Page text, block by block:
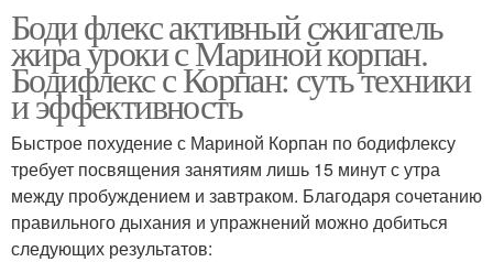
Боди флекс активный сжигатель
жира уроки с Мариной корпан.
Бодифлекс с Корпан: суть техники
и эффективность
Быстрое похудение с Мариной Корпан по бодифлексу
требует посвящения занятиям лишь 15 минут с утра
между пробуждением и завтраком. Благодаря сочетанию
правильного дыхания и упражнений можно добиться
следующих результатов: